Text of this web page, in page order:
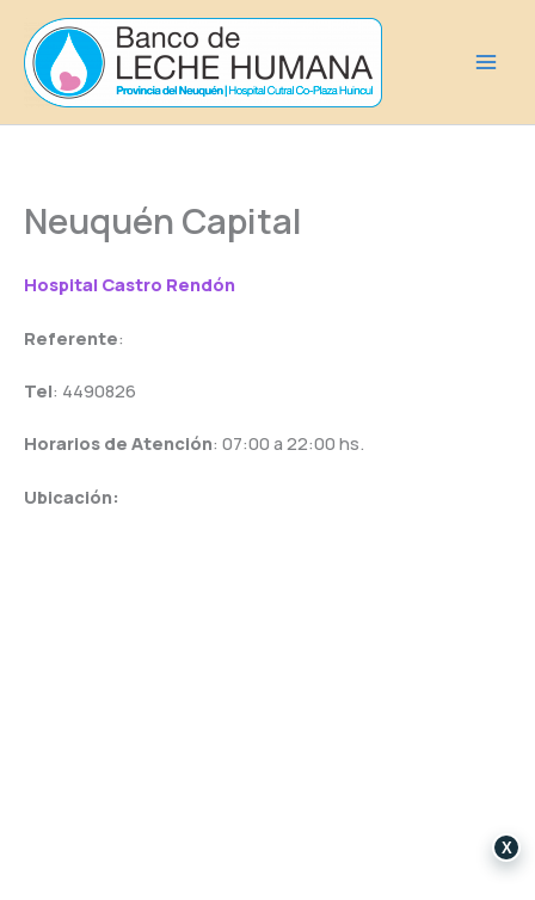
contenido
Neuquén Capital
Hospital Castro Rendón
Referente:
Tel: 4490826
Horarios de Atención: 07:00 a 22:00 hs.
Ubicación:
X